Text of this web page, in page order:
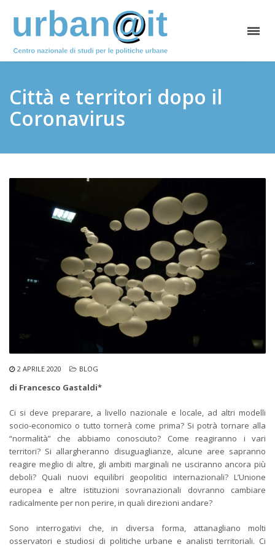
Città e territori dopo il
Coronavirus
2 APRILE 2020 BLOG
di Francesco Gastaldi*
Ci si deve preparare, a livello nazionale e locale, ad altri modelli
socio-economico o tutto tornerà come prima? Si potrà tornare alla
“normalità” che abbiamo conosciuto? Come reagiranno i vari
territori? Si allargheranno disuguaglianze, alcune aree sapranno
reagire meglio di altre, gli ambiti marginali ne usciranno ancora più
deboli? Quali nuovi equilibri geopolitici internazionali? L’Unione
europea e altre istituzioni sovranazionali dovranno cambiare
radicalmente per non perire, in quali direzioni andare?
Sono interrogativi che, in diversa forma, attanagliano molti
osservatori e studiosi di politiche urbane e analisti territoriali. Ci